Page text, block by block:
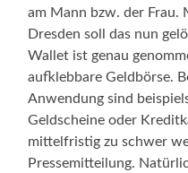
am Mann bzw. der Frau.
Dresden soll das nun
Wallet ist genau
aufklebbare Geldbörse.
Anwendung sind
Geldscheine oder
mittelfristig zu schwer
Pressemitteilung.